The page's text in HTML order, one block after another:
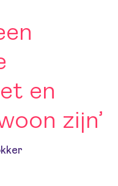
en
zijn’